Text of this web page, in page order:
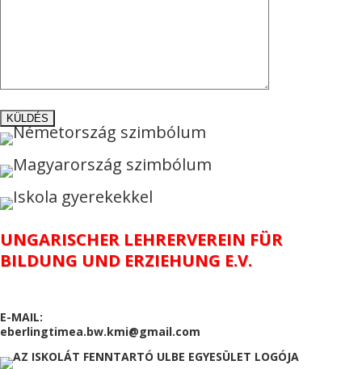
UNGARISCHER LEHRERVEREIN FÜR
BILDUNG UND ERZIEHUNG E.V.
E-MAIL:
eberlingtimea.bw.kmi@gmail.com